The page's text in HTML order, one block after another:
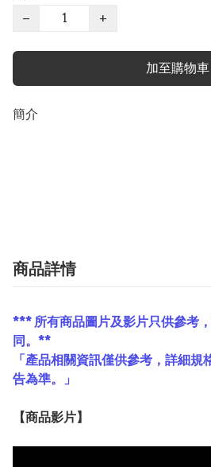
−
+
加至購物車
簡介
商品詳情
*** 所有商品圖片及影片只供參考
同。**
「產品相關資訊僅供參考，詳細
告為準。」
【商品影片】